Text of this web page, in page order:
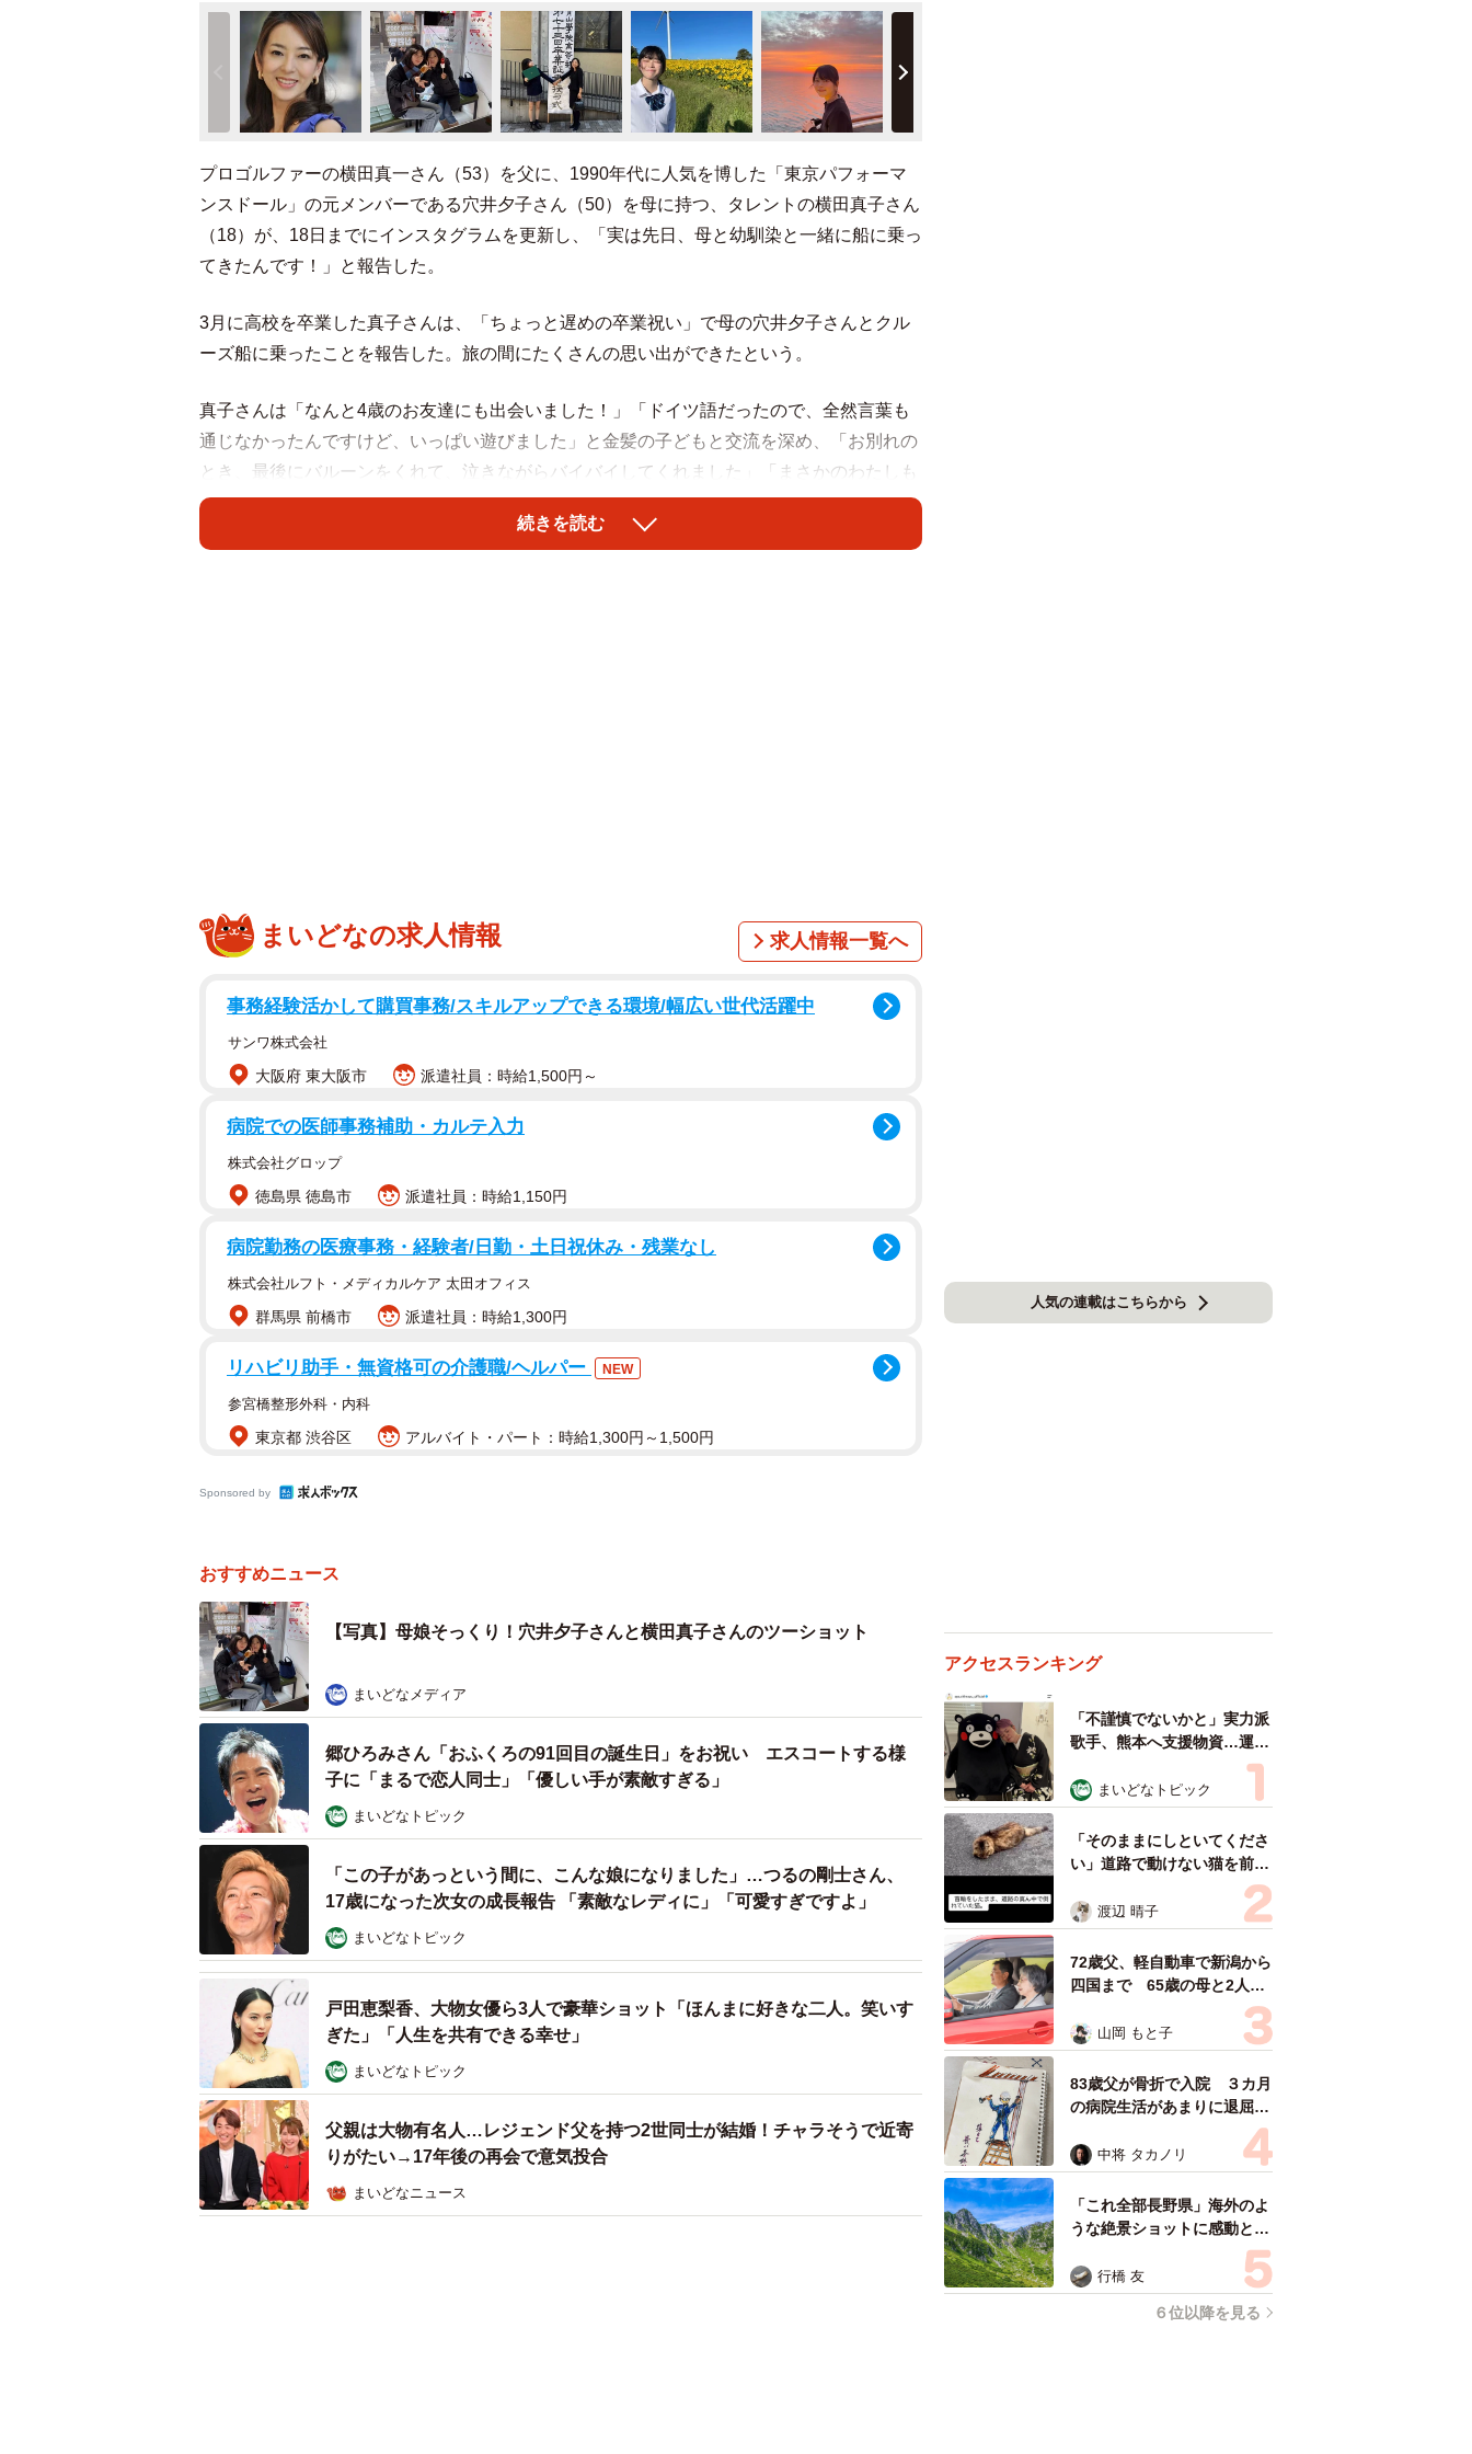
プロゴルファーの横田真一さん（53）を父に、1990年代に人気を博した「東京パフォーマ
ンスドール」の元メンバーである穴井夕子さん（50）を母に持つ、タレントの横田真子さん
（18）が、18日までにインスタグラムを更新し、「実は先日、母と幼馴染と一緒に船に乗っ
てきたんです！」と報告した。
3月に高校を卒業した真子さんは、「ちょっと遅めの卒業祝い」で母の穴井夕子さんとクル
ーズ船に乗ったことを報告した。旅の間にたくさんの思い出ができたという。
真子さんは「なんと4歳のお友達にも出会いました！」「ドイツ語だったので、全然言葉も
通じなかったんですけど、いっぱい遊びました」と金髪の子どもと交流を深め、「お別れの
とき、最後にバルーンをくれて、泣きながらバイバイしてくれました」「まさかのわたしも
泣きました」ともらい泣きしたことを明かした。
続きを読む
まいどなの求人情報 求人情報一覧へ
事務経験活かして購買事務/スキルアップできる環境/幅広い世代活躍中
サンワ株式会社
大阪府 東大阪市 派遣社員：時給1,500円～
病院での医師事務補助・カルテ入力
株式会社グロップ
徳島県 徳島市 派遣社員：時給1,150円
病院勤務の医療事務・経験者/日勤・土日祝休み・残業なし
株式会社ルフト・メディカルケア 太田オフィス
群馬県 前橋市 派遣社員：時給1,300円
リハビリ助手・無資格可の介護職/ヘルパー NEW
参宮橋整形外科・内科
東京都 渋谷区 アルバイト・パート：時給1,300円～1,500円
Sponsored by
おすすめニュース
【写真】母娘そっくり！穴井夕子さんと横田真子さんのツーショット
まいどなメディア
郷ひろみさん「おふくろの91回目の誕生日」をお祝い エスコートする様
子に「まるで恋人同士」「優しい手が素敵すぎる」
まいどなトピック
「この子があっという間に、こんな娘になりました」…つるの剛士さん、
17歳になった次女の成長報告 「素敵なレディに」「可愛すぎですよ」
まいどなトピック
戸田恵梨香、大物女優ら3人で豪華ショット「ほんまに好きな二人。笑いす
ぎた」「人生を共有できる幸せ」
まいどなトピック
父親は大物有名人…レジェンド父を持つ2世同士が結婚！チャラそうで近寄
りがたい→17年後の再会で意気投合
まいどなニュース
人気の連載はこちらから
アクセスランキング
「不謹慎でないかと」実力派
歌手、熊本へ支援物資…運搬
トラックの車体デザインにた
めらい 「痛いほど伝わる」
「行動され立派」
まいどなトピック
「そのままにしといてくださ
い」道路で動けない猫を前に
返された一言… 懸命に生き
ようとした4日間 「命の重
さはみんな同じ」保護団体代
表の訴え
渡辺 晴子
72歳父、軽自動車で新潟から
四国まで 65歳の母と2人で
3泊4日の旅 パーキングの休
憩まで分刻み… 「大学生で
も組まねえよ！」
山岡 もと子
83歳父が骨折で入院 ３カ月
の病院生活があまりに退屈で
い！」→スケッチブックを見
た家族が仰天「これ、売れま
すよ…」
中将 タカノリ
「これ全部長野県」海外のよ
うな絶景ショットに感動と反
響「離れてからいいところだ
ったんだって気づいた」
行橋 友
６位以降を見る